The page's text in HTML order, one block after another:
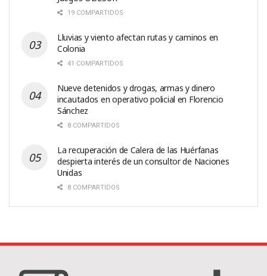
19 COMPARTIDOS
Lluvias y viento afectan rutas y caminos en
Colonia
41 COMPARTIDOS
Nueve detenidos y drogas, armas y dinero
incautados en operativo policial en Florencio
Sánchez
8 COMPARTIDOS
La recuperación de Calera de las Huérfanas
despierta interés de un consultor de Naciones
Unidas
8 COMPARTIDOS